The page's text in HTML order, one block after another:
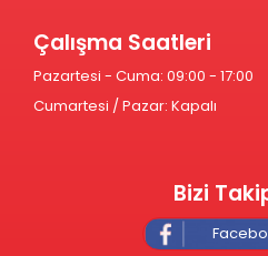
Çalışma Saatleri
Pazartesi - Cuma: 09:00 - 17:00
Cumartesi / Pazar: Kapalı
Bizi